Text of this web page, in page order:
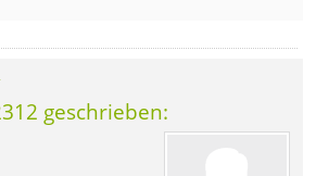
geschrieben: